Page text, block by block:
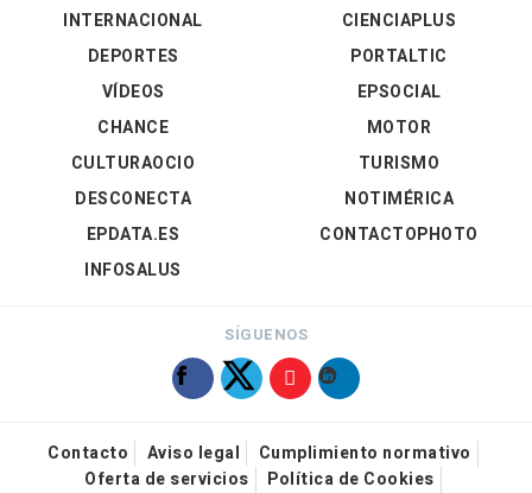
INTERNACIONAL
DEPORTES
VÍDEOS
CIENCIAPLUS
PORTALTIC
EPSOCIAL
CHANCE
CULTURAOCIO
DESCONECTA
EPDATA.ES
INFOSALUS
MOTOR
TURISMO
NOTIMÉRICA
CONTACTOPHOTO
SÍGUENOS
Contacto Aviso legal
Cumplimiento normativo
Oferta de servicios
Política de Cookies